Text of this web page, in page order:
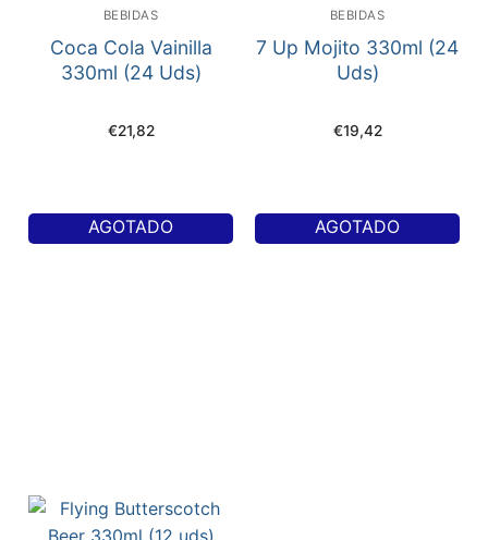
BEBIDAS
Coca Cola Vainilla
330ml (24 Uds)
€21,82
AGOTADO
BEBIDAS
7 Up Mojito 330ml (24
Uds)
€19,42
AGOTADO